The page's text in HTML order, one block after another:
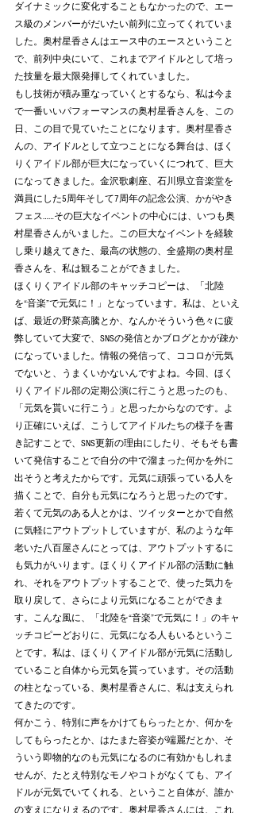
ダイナミックに変化することもなかったので、エー
ス級のメンバーがだいたい前列に立ってくれていま
した。奥村星香さんはエース中のエースということ
で、前列中央にいて、これまでアイドルとして培っ
た技量を最大限発揮してくれていました。
もし技術が積み重なっていくとするなら、私は今ま
で一番いいパフォーマンスの奥村星香さんを、この
日、この目で見ていたことになります。奥村星香さ
んの、アイドルとして立つことになる舞台は、ほく
りくアイドル部が巨大になっていくにつれて、巨大
になってきました。金沢歌劇座、石川県立音楽堂を
満員にした5周年そして7周年の記念公演、かがやき
フェス……その巨大なイベントの中心には、いつも奥
村星香さんがいました。この巨大なイベントを経験
し乗り越えてきた、最高の状態の、全盛期の奥村星
香さんを、私は観ることができました。
ほくりくアイドル部のキャッチコピーは、「北陸
を“音楽”で元気に！」となっています。私は、といえ
ば、最近の野菜高騰とか、なんかそういう色々に疲
弊していて大変で、SNSの発信とかブログとかが疎か
になっていました。情報の発信って、ココロが元気
でないと、うまくいかないんですよね。今回、ほく
りくアイドル部の定期公演に行こうと思ったのも、
「元気を貰いに行こう」と思ったからなのです。よ
り正確にいえば、こうしてアイドルたちの様子を書
き記すことで、SNS更新の理由にしたり、そもそも書
いて発信することで自分の中で溜まった何かを外に
出そうと考えたからです。元気に頑張っている人を
描くことで、自分も元気になろうと思ったのです。
若くて元気のある人とかは、ツイッターとかで自然
に気軽にアウトプットしていますが、私のような年
老いた八百屋さんにとっては、アウトプットするに
も気力がいります。ほくりくアイドル部の活動に触
れ、それをアウトプットすることで、使った気力を
取り戻して、さらにより元気になることができま
す。こんな風に、「北陸を“音楽”で元気に！」のキャ
ッチコピーどおりに、元気になる人もいるというこ
とです。私は、ほくりくアイドル部が元気に活動し
ていること自体から元気を貰っています。その活動
の柱となっている、奥村星香さんに、私は支えられ
てきたのです。
何かこう、特別に声をかけてもらったとか、何かを
してもらったとか、はたまた容姿が端麗だとか、そ
ういう即物的なのも元気になるのに有効かもしれま
せんが、たとえ特別なモノやコトがなくても、アイ
ドルが元気でいてくれる、ということ自体が、誰か
の支えになりえるのです。奥村星香さんには、これ